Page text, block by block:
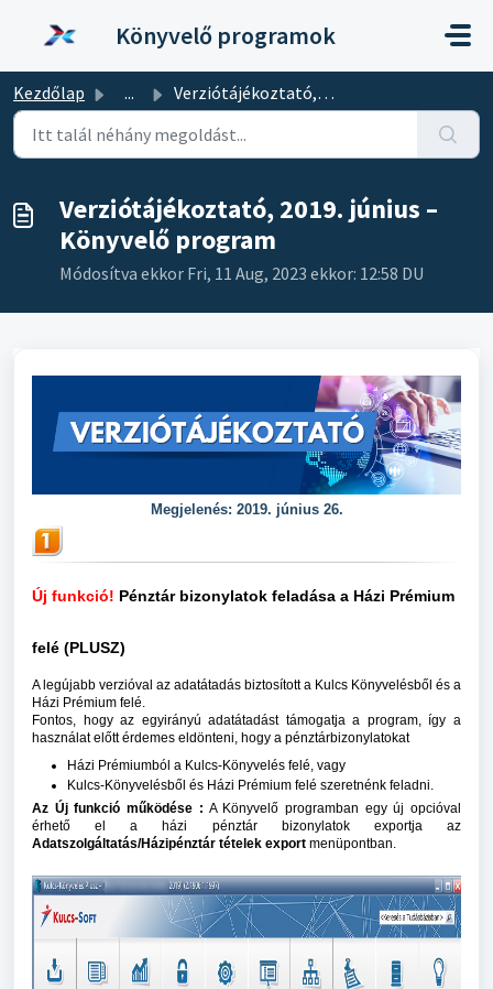
Könyvelő programok
Kezdőlap ... Verziótájékoztató, 2019. június – Könyvelő program
Verziótájékoztató, 2019. június –
Könyvelő program
Módosítva ekkor Fri, 11 Aug, 2023 ekkor: 12:58 DU
Megjelenés: 2019. június 26.
Új funkció! Pénztár bizonylatok feladása a Házi Prémium
felé (PLUSZ)
A legújabb verzióval az adatátadás biztosított a Kulcs Könyvelésből és a
Házi Prémium felé.
Fontos, hogy az egyirányú adatátadást támogatja a program, így a
használat előtt érdemes eldönteni, hogy a pénztárbizonylatokat
Házi Prémiumból a Kulcs-Könyvelés felé, vagy
Kulcs-Könyvelésből és Házi Prémium felé szeretnénk feladni.
Az Új funkció működése : A Könyvelő programban egy új opcióval
érhető el a házi pénztár bizonylatok exportja az
Adatszolgáltatás/Házipénztár tételek export menüpontban.